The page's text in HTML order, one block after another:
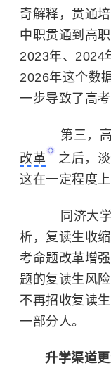
奇解释，贯通
中职贯通到高
2023年、2024
2026年这个数
一步导致了高
第三，高
改革
之后，
这在一定程度
同济大学
析，复读生收
考命题改革增
题的复读生风
不再招收复读
一部分人。
升学渠道